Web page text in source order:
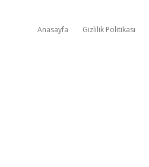
Anasayfa Gizlilik Politikası